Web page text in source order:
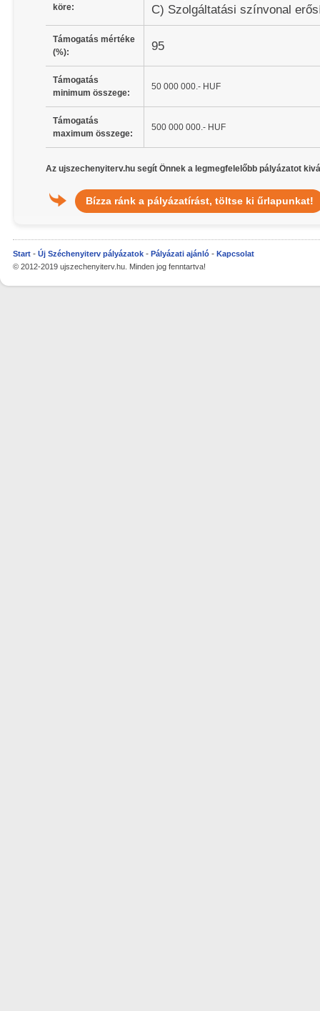
köre:
C) Szolgáltatási színvonal
Támogatás mértéke
(%):
95
Támogatás
minimum összege:
50 000 000.- HUF
Támogatás
maximum összege:
500 000 000.- HUF
Az ujszechenyiterv.hu segít Önnek a legmegfelelőbb pályázatot
Bízza ránk a pályázatírást, töltse ki űrlapunkat!
Start Új Széchenyiterv pályázatok Pályázati ajánló
Kapcsolat
© 2012-2019 ujszechenyiterv.hu. Minden jog fenntartva!